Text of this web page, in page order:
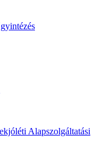
Alapszolgáltatási